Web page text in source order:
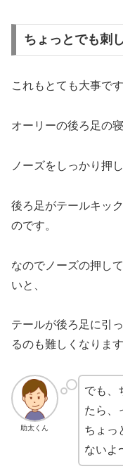
ちょっとでも刺
これもとても大事です
オーリーの後ろ足の寝
ノーズをしっかり押
後ろ足がテールキッ
のです。
なのでノーズの押し
いと、
テールが後ろ足に引
るのも難しくなります
助太くん
でも、
たら、
ちょっ
ないよ